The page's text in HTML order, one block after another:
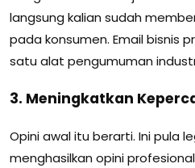
langsung kalian sudah
pada konsumen. Email bisnis
satu alat pengumuman
3. Meningkatkan
Opini awal itu berarti. Ini pula
menghasilkan opini